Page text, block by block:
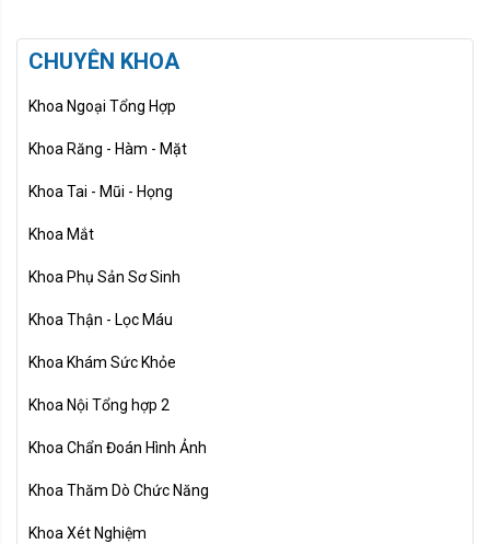
CHUYÊN KHOA
Khoa Ngoại Tổng Hợp
Khoa Răng - Hàm - Mặt
Khoa Tai - Mũi - Họng
Khoa Mắt
Khoa Phụ Sản Sơ Sinh
Khoa Thận - Lọc Máu
Khoa Khám Sức Khỏe
Khoa Nội Tổng hợp 2
Khoa Chẩn Đoán Hình Ảnh
Khoa Thăm Dò Chức Năng
Khoa Xét Nghiệm